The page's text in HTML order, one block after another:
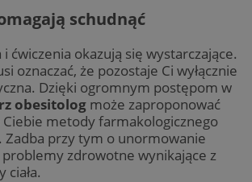
schudnąć
ćwiczenia okazują się wystarczające.
oznaczać, że pozostaje Ci wyłącznie
Dzięki ogromnym postępom w
obesitolog może zaproponować
metody farmakologicznego
Zadba przy tym o unormowanie
zdrowotne wynikające z